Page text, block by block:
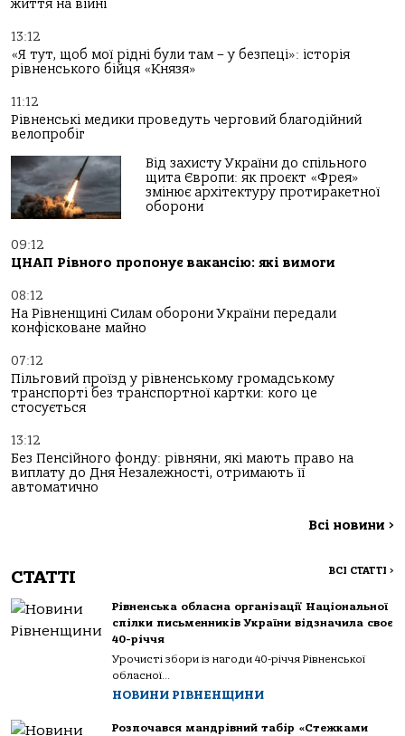
життя на війні
13:12
«Я тут, щоб мої рідні були там – у безпеці»: історія
рівненського бійця «Князя»
11:12
Рівненські медики проведуть черговий благодійний
велопробіг
Від захисту України до спільного
щита Європи: як проєкт «Фрея»
змінює архітектуру протиракетної
оборони
09:12
ЦНАП Рівного пропонує вакансію: які вимоги
08:12
На Рівненщині Силам оборони України передали
конфісковане майно
07:12
Пільговий проїзд у рівненському громадському
транспорті без транспортної картки: кого це
стосується
13:12
Без Пенсійного фонду: рівняни, які мають право на
виплату до Дня Незалежності, отримають її
автоматично
Всі новини >
СТАТТІ ВСІ СТАТТІ >
Рівненська обласна організації Національної
спілки письменників України відзначила своє
40-річчя
Урочисті збори із нагоди 40-річчя Рівненської
обласної...
НОВИНИ РІВНЕНЩИНИ
Розпочався мандрівний табір «Стежками